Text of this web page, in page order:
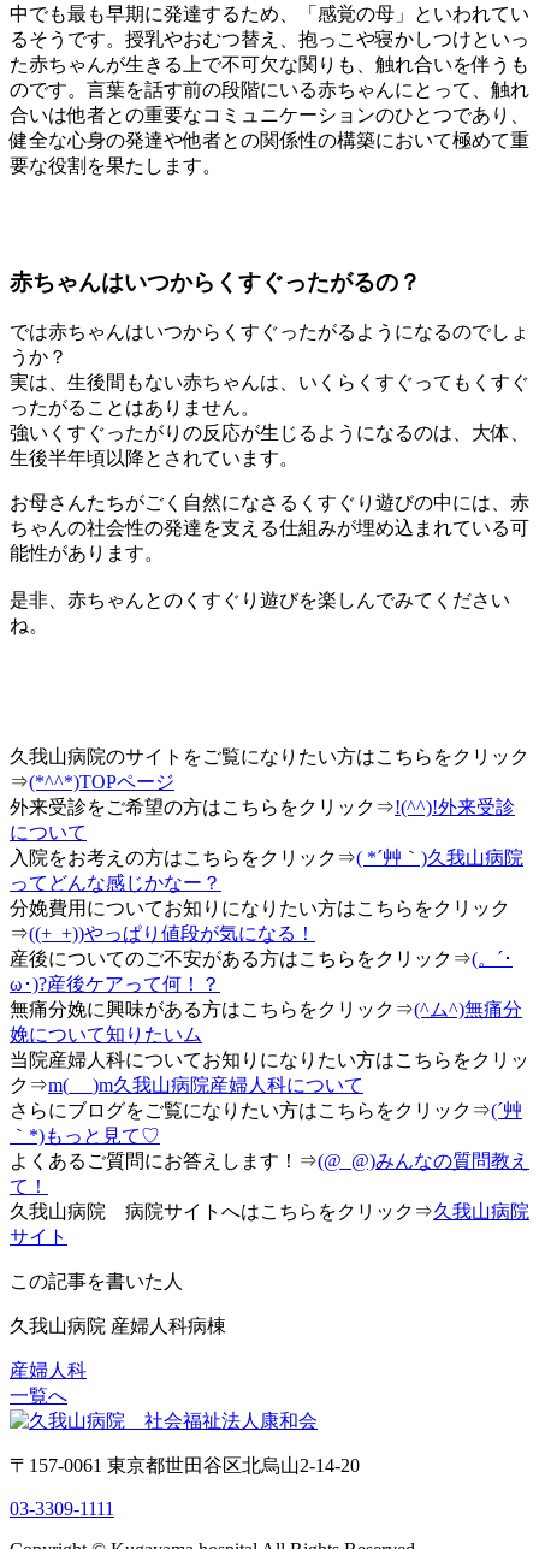
中でも最も早期に発達するため、「感覚の母」といわれてい
るそうです。授乳やおむつ替え、抱っこや寝かしつけといっ
た赤ちゃんが生きる上で不可欠な関りも、触れ合いを伴うも
のです。言葉を話す前の段階にいる赤ちゃんにとって、触れ
合いは他者との重要なコミュニケーションのひとつであり、
健全な心身の発達や他者との関係性の構築において極めて重
要な役割を果たします。
赤ちゃんはいつからくすぐったがるの？
では赤ちゃんはいつからくすぐったがるようになるのでしょ
うか？
実は、生後間もない赤ちゃんは、いくらくすぐってもくすぐ
ったがることはありません。
強いくすぐったがりの反応が生じるようになるのは、大体、
生後半年頃以降とされています。
お母さんたちがごく自然になさるくすぐり遊びの中には、赤
ちゃんの社会性の発達を支える仕組みが埋め込まれている可
能性があります。
是非、赤ちゃんとのくすぐり遊びを楽しんでみてください
ね。
久我山病院のサイトをご覧になりたい方はこちらをクリック
⇒(*^^*)TOPページ
外来受診をご希望の方はこちらをクリック⇒!(^^)!外来受診
について
入院をお考えの方はこちらをクリック⇒( *´艸｀)久我山病院
ってどんな感じかなー？
分娩費用についてお知りになりたい方はこちらをクリック
⇒((+_+))やっぱり値段が気になる！
産後についてのご不安がある方はこちらをクリック⇒(。´･
ω･)?産後ケアって何！？
無痛分娩に興味がある方はこちらをクリック⇒(^ム^)無痛分
娩について知りたいム
当院産婦人科についてお知りになりたい方はこちらをクリッ
ク⇒m(_ _)m久我山病院産婦人科について
さらにブログをご覧になりたい方はこちらをクリック⇒(´艸
｀*)もっと見て♡
よくあるご質問にお答えします！⇒(@_@)みんなの質問教え
て！
久我山病院 病院サイトへはこちらをクリック⇒久我山病院
サイト
この記事を書いた人
久我山病院 産婦人科病棟
産婦人科
一覧へ
〒157-0061 東京都世田谷区北烏山2-14-20
03-3309-1111